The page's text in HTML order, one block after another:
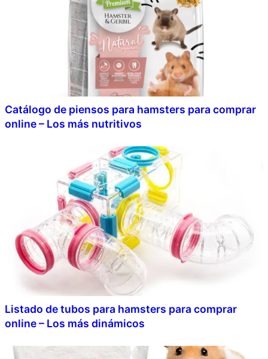
Catálogo de piensos para hamsters para comprar
online – Los más nutritivos
Listado de tubos para hamsters para comprar
online – Los más dinámicos